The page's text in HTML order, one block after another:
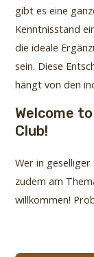
gibt es eine
Kenntnisstand
die ideale
sein. Diese
hängt von den
Welcome
Club!
Wer in
zudem am
willkommen!